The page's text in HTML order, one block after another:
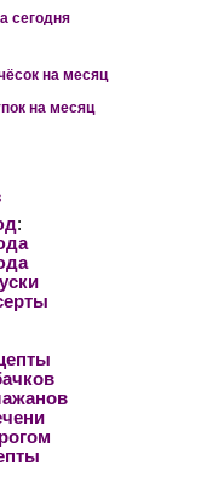
сегодня
на месяц
на месяц
: